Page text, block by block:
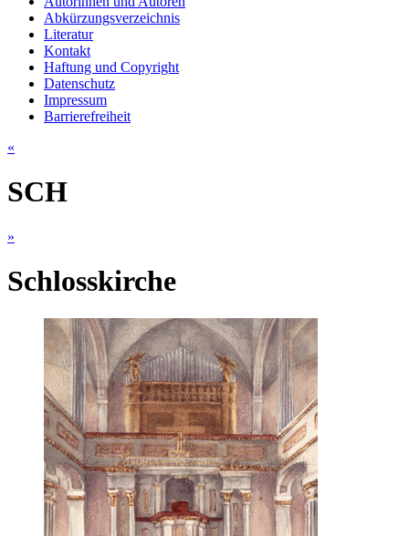
Abkürzungsverzeichnis
Literatur
Kontakt
Haftung und Copyright
Datenschutz
Impressum
Barrierefreiheit
«
SCH
»
Schlosskirche